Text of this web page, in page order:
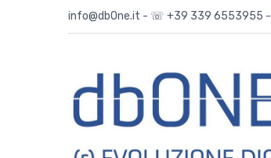
info@dbOne.it - ☏ +39 339 6553955 -